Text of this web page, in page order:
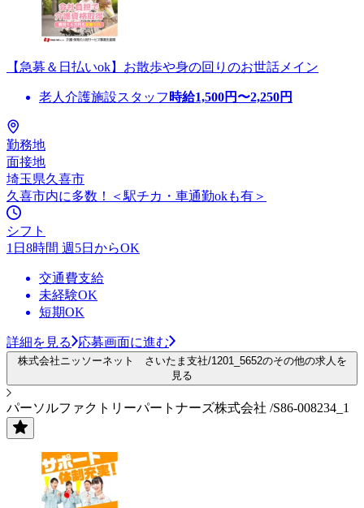
【急募＆日払いok】お散歩や身の回りのお世話メイン
老人介護施設スタッフ 時給1,500円〜2,250円
勤務地
面接地
埼玉県久喜市
久喜市内に多数！＜駅チカ・車通勤okも有＞
シフト
1日8時間 週5日からOK
交通費支給
未経験OK
短期OK
詳細を見る 応募画面に進む
株式会社ニッソーネット さいたま支社/1201_5652のその他の求人を
見る
パーソルファクトリーパートナーズ株式会社 /S86-008234_1